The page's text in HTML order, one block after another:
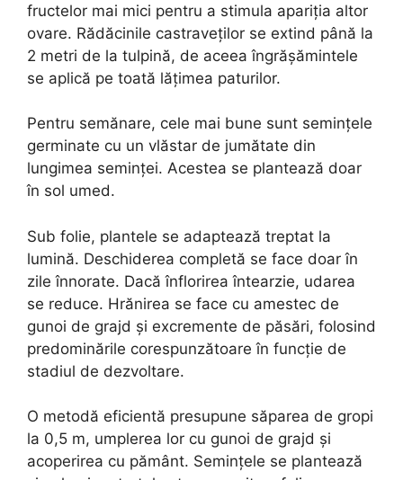
fructelor mai mici pentru a stimula apariția altor
ovare. Rădăcinile castraveților se extind până la
2 metri de la tulpină, de aceea îngrășămintele
se aplică pe toată lățimea paturilor.
Pentru semănare, cele mai bune sunt semințele
germinate cu un vlăstar de jumătate din
lungimea seminței. Acestea se plantează doar
în sol umed.
Sub folie, plantele se adaptează treptat la
lumină. Deschiderea completă se face doar în
zile înnorate. Dacă înflorirea întearzie, udarea
se reduce. Hrănirea se face cu amestec de
gunoi de grajd și excremente de păsări, folosind
predominările corespunzătoare în funcție de
stadiul de dezvoltare.
O metodă eficientă presupune săparea de gropi
la 0,5 m, umplerea lor cu gunoi de grajd și
acoperirea cu pământ. Semințele se plantează